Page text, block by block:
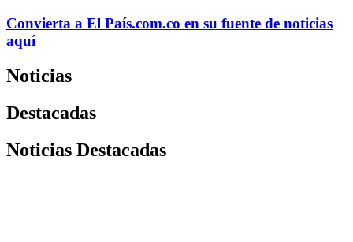
Convierta a El País.com.co en su fuente de noticias
aquí
Noticias
Destacadas
Noticias Destacadas